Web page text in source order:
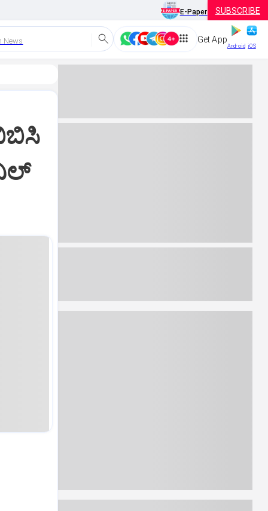
E-Paper SUBSCRIBE
News Get App
Android iOS